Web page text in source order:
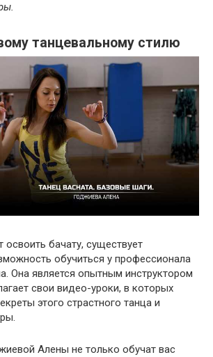
танцевальному стилю
освоить бачату, существует
обучиться у профессионала
Она является опытным инструктором
свои видео-уроки, в которых
этого страстного танца и
Алены не только обучат вас